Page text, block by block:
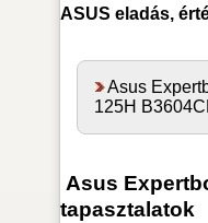
ASUS eladás,
Asus
125H
Asus
tapasztalatok